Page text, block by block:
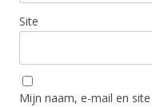
Site
Mijn naam, e-mail en